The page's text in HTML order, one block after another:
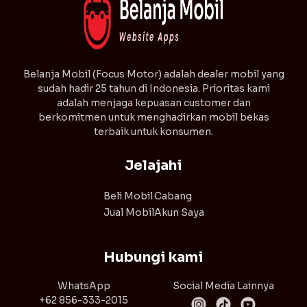
⁠Belanja Mobil (Focus Motor) adalah dealer mobil yang
sudah hadir 25 tahun di Indonesia. Prioritas kami
adalah menjaga kepuasan customer dan
berkomitmen untuk menghadirkan mobil bekas
terbaik untuk konsumen.
Jelajahi
Beli Mobil
Jual Mobil
Cabang
Akun Saya
Hubungi kami
WhatsApp
+62 856-333-2015
Social Media Lainnya